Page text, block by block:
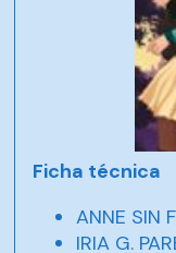
Ficha técnica
ANNE SIN
IRIA G.